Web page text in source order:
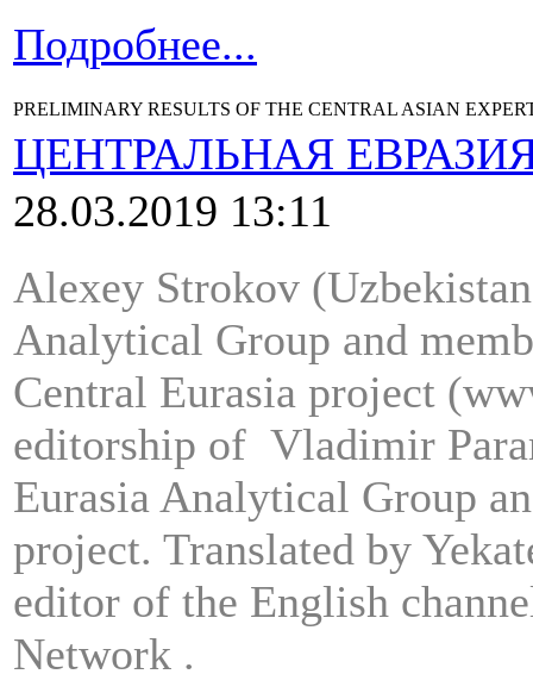
Подробнее...
PRELIMINARY RESULTS OF THE CENTRAL ASIAN
ЦЕНТРАЛЬНАЯ
28.03.2019 13:11
Alexey Strokov
Analytical Group and
Central Eurasia project
editorship of Vladimir
Eurasia Analytical Group
project. Translated by
editor of the English
Network .